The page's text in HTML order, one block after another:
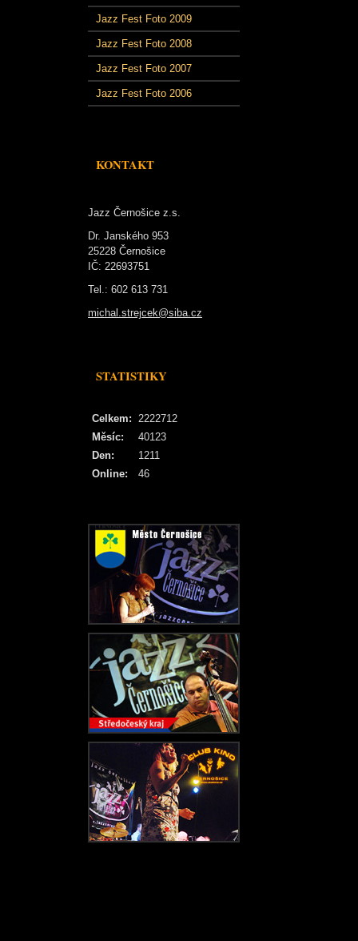
Jazz Fest Foto 2009
Jazz Fest Foto 2008
Jazz Fest Foto 2007
Jazz Fest Foto 2006
KONTAKT
Jazz Černošice z.s.
Dr. Janského 953
25228 Černošice
IČ: 22693751
Tel.: 602 613 731
michal.strejcek@siba.cz
STATISTIKY
Online: 46
Celkem: 2222712
Měsíc:
40123
Den:
1211